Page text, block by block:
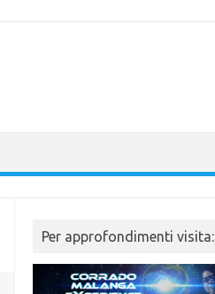
Per approfondimenti visita: